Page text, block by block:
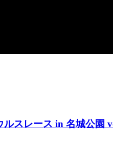
ルスレース in 名城公